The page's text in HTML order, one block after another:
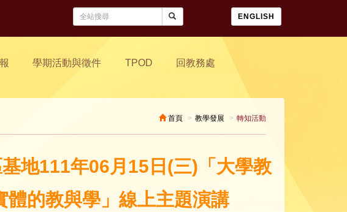
ENGLISH
學期活動與徵件 TPOD 回教務處
首頁 教學發展 轉知活動
地111年06月15日(三)「大學教
的教與學」線上主題演講